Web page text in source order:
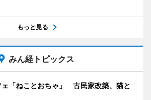
もっと見る
みん経トピックス
ェ「ねことおちゃ」 古民家改築、猫と